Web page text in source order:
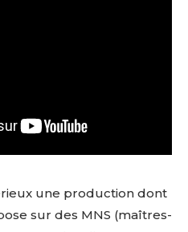
une production dont
sur des MNS (maîtres-